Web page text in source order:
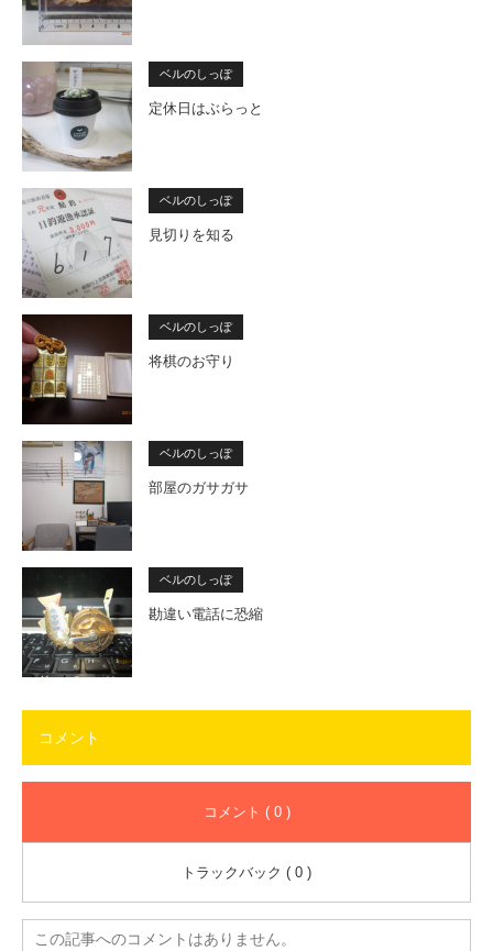
ベルのしっぽ
定休日はぶらっと
ベルのしっぽ
見切りを知る
ベルのしっぽ
将棋のお守り
ベルのしっぽ
部屋のガサガサ
ベルのしっぽ
勘違い電話に恐縮
コメント
コメント ( 0 )
トラックバック ( 0 )
この記事へのコメントはありません。